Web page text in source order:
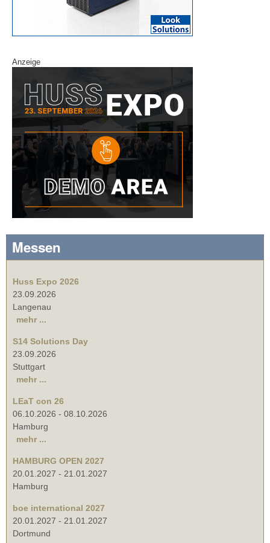
Anzeige
Messen
Huss Expo 2026
23.09.2026
Langenau
mehr ...
S14 Solutions Day
23.09.2026
Stuttgart
mehr ...
LEaT con 26
06.10.2026 - 08.10.2026
Hamburg
mehr ...
HAMBURG OPEN 2027
20.01.2027 - 21.01.2027
Hamburg
boe international 2027
20.01.2027 - 21.01.2027
Dortmund